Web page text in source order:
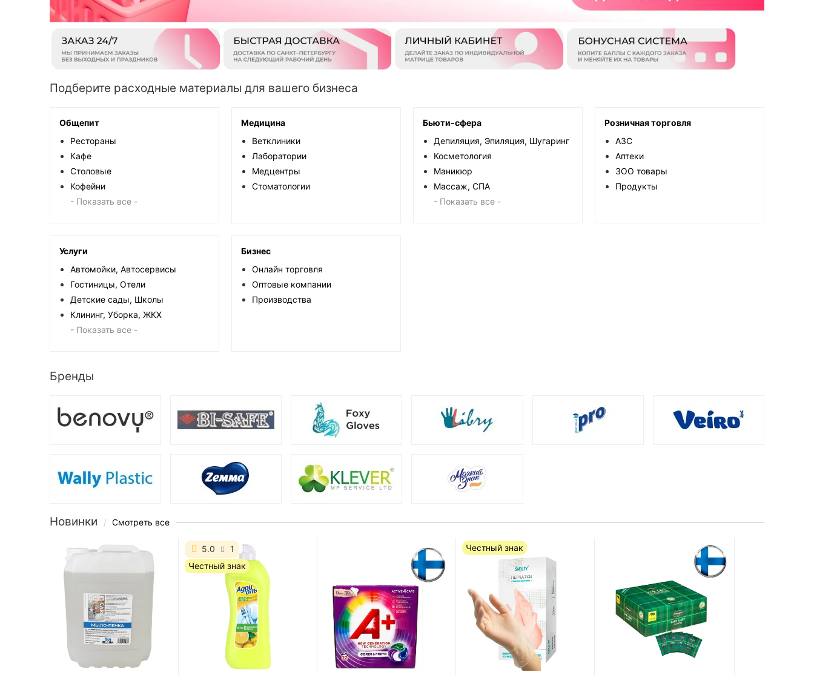
Подберите расходные материалы для вашего бизнеса
Общепит
Рестораны
Кафе
Столовые
Кофейни
- Показать все -
Медицина
Ветклиники
Лаборатории
Медцентры
Стоматологии
Бьюти-сфера
Депиляция, Эпиляция, Шугаринг
Косметология
Маникюр
Массаж, СПА
- Показать все -
Розничная торговля
АЗС
Аптеки
ЗОО товары
Продукты
Услуги
Автомойки, Автосервисы
Гостиницы, Отели
Детские сады, Школы
Клининг, Уборка, ЖКХ
- Показать все -
Бизнес
Онлайн торговля
Оптовые компании
Производства
Бренды
Новинки Смотреть все
5.0
1
Честный знак
Честный знак